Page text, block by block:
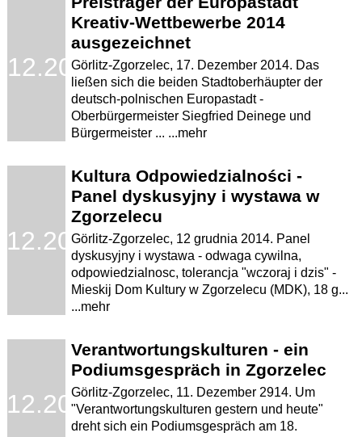
Kreativ-Wettbewerbe 2014
ausgezeichnet
Görlitz-Zgorzelec, 17. Dezember 2014. Das
ließen sich die beiden Stadtoberhäupter der
deutsch-polnischen Europastadt -
Oberbürgermeister Siegfried Deinege und
Bürgermeister ... ...mehr
Kultura Odpowiedzialności -
Panel dyskusyjny i wystawa w
Zgorzelecu
Görlitz-Zgorzelec, 12 grudnia 2014. Panel
dyskusyjny i wystawa - odwaga cywilna,
odpowiedzialnosc, tolerancja "wczoraj i dzis" -
Mieskij Dom Kultury w Zgorzelecu (MDK), 18 g...
...mehr
Verantwortungskulturen - ein
Podiumsgespräch in Zgorzelec
Görlitz-Zgorzelec, 11. Dezember 2914. Um
"Verantwortungskulturen gestern und heute"
dreht sich ein Podiumsgespräch am 18.